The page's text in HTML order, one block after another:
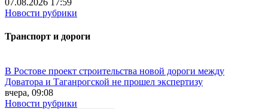
07.08.2026 17:59
Новости рубрики
Транспорт и дороги
В Ростове проект строительства новой дороги между
Доватора и Таганрогской не прошел экспертизу
вчера, 09:08
Новости рубрики